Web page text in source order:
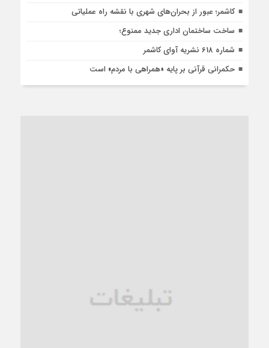
کاشمر؛ عبور از بحران‌های شهری با نقشه راه عملیاتی
ساخت ساختمان اداری جدید ممنوع؛
شماره 618 نشریه آوای کاشمر
حکمرانی قرآنی بر پایه «همراهی با مردم» است